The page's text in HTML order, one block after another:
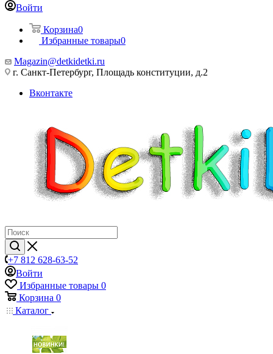
Войти
Корзина0
Избранные товары0
Magazin@detkidetki.ru
г. Санкт-Петербург, Площадь конституции, д.2
Вконтакте
+7 812 628-63-52
Войти
Избранные товары 0
Корзина 0
Каталог